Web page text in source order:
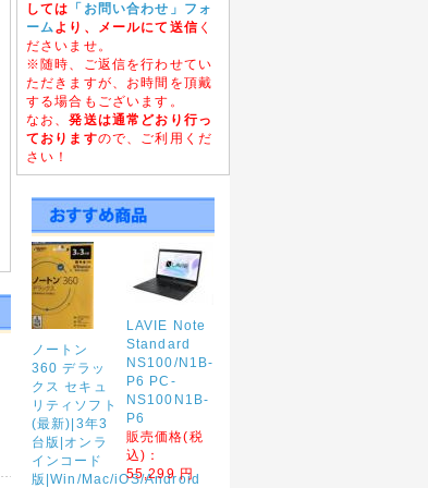
しては
「お問い合わせ」フォ
ーム より、メールにて送信く
ださいませ。
※随時、ご返信を行わせてい
ただきますが、お時間を頂戴
する場合もございます。
なお、発送は通常どおり行っ
ておりますので、ご利用くだ
さい！
ノートン
360 デラッ
クス セキュ
リティソフト
(最新)|3年3
台版|オンラ
インコード
版|Win/Mac/iOS/Android
LAVIE Note
Standard
NS100/N1B-
P6 PC-
NS100N1B-
P6
販売価格(税
込)：
55,299 円